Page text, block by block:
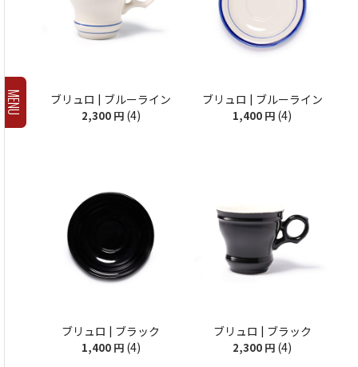
MENU ブリュロ | ブルーライン
2,300 円 (4)
ブリュロ | ブルーライン
1,400 円 (4)
ブリュロ | ブラック
1,400 円 (4)
ブリュロ | ブラック
2,300 円 (4)